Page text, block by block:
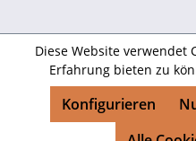
Diese Website verwendet
Erfahrung bieten zu
Konfigurieren